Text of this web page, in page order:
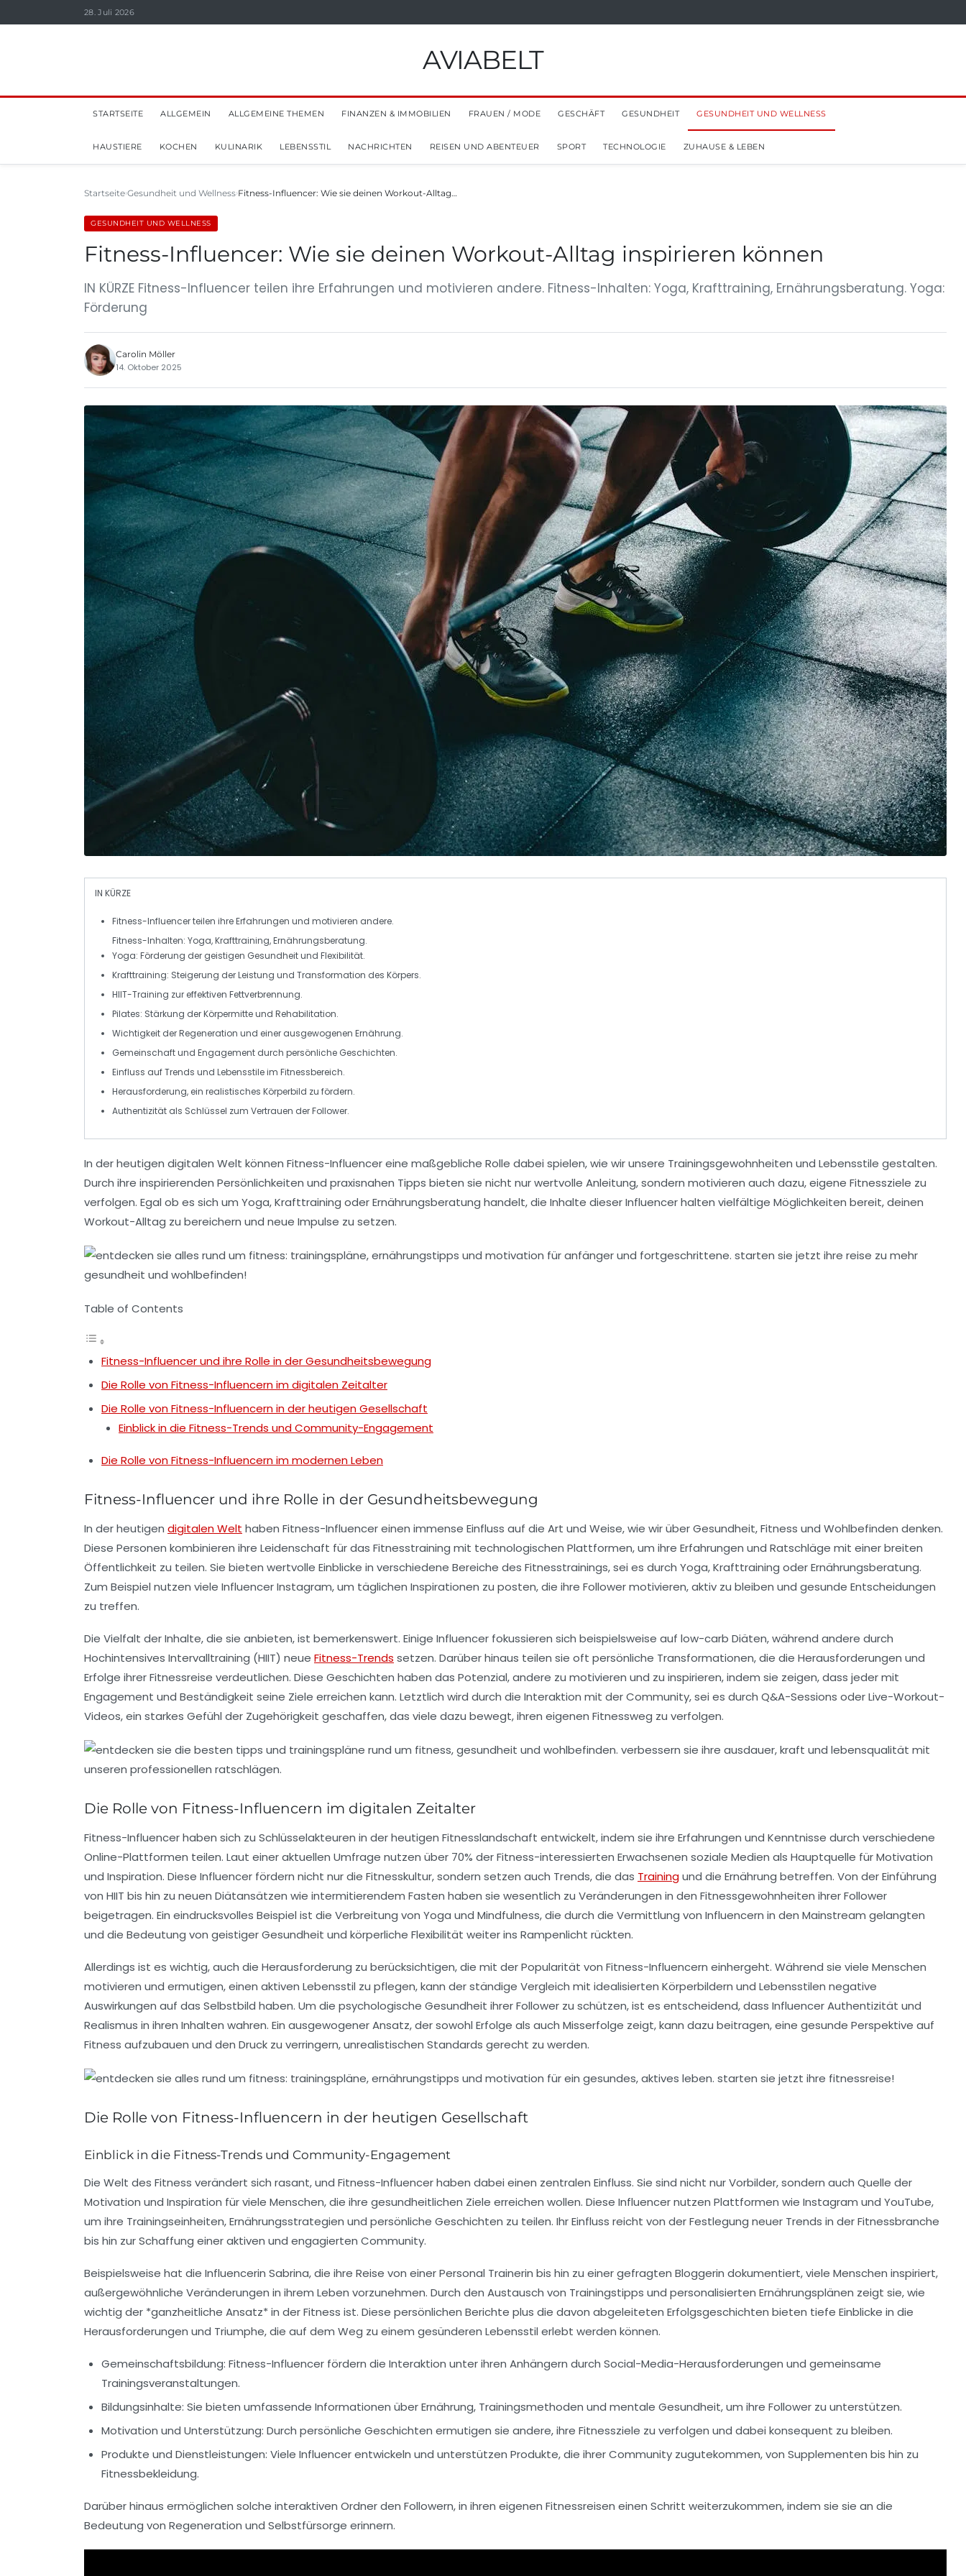
28. Juli 2026
AVIABELT
STARTSEITE ALLGEMEIN ALLGEMEINE THEMEN FINANZEN & IMMOBILIEN FRAUEN / MODE GESCHÄFT GESUNDHEIT GESUNDHEIT UND WELLNESS
HAUSTIERE KOCHEN KULINARIK LEBENSSTIL NACHRICHTEN REISEN UND ABENTEUER SPORT TECHNOLOGIE ZUHAUSE & LEBEN
Startseite Gesundheit und Wellness Fitness-Influencer: Wie sie deinen Workout-Alltag…
GESUNDHEIT UND WELLNESS
Fitness-Influencer: Wie sie deinen Workout-Alltag inspirieren können
IN KÜRZE Fitness-Influencer teilen ihre Erfahrungen und motivieren andere. Fitness-Inhalten: Yoga, Krafttraining, Ernährungsberatung. Yoga:
Förderung
Carolin Möller
14. Oktober 2025
IN KÜRZE
Fitness-Influencerteilen ihreErfahrungen und motivieren andere.
Fitness-Inhalten: Yoga,Krafttraining,Ernährungsberatung.
Yoga: Förderung der geistigen Gesundheitund Flexibilität.
Krafttraining: Steigerung derLeistung und Transformation des Körpers.
HIIT-Training zur effektiven Fettverbrennung.
Pilates: Stärkung derKörpermitteund Rehabilitation.
Wichtigkeit derRegeneration und einer ausgewogenen Ernährung.
Gemeinschaftund Engagement durch persönliche Geschichten.
Einfluss aufTrends und Lebensstileim Fitnessbereich.
Herausforderung, ein realistisches Körperbild zu fördern.
Authentizität als Schlüssel zum Vertrauen der Follower.
In der heutigen digitalen Welt können Fitness-Influencereine maßgebliche Rolle dabei spielen, wie wir unsere Trainingsgewohnheiten und Lebensstile gestalten.
Durch ihre inspirierenden Persönlichkeiten und praxisnahen Tipps bieten sie nicht nur wertvolle Anleitung, sondern motivieren auch dazu, eigene Fitnessziele zu
verfolgen. Egal ob es sich um Yoga,Krafttraining oder Ernährungsberatung handelt, die Inhalte dieser Influencer halten vielfältige Möglichkeiten bereit, deinen
Workout-Alltag zu bereichern und neue Impulse zu setzen.
Table of Contents
Fitness-Influencer und ihre Rolle in der Gesundheitsbewegung
Die Rolle von Fitness-Influencern im digitalen Zeitalter
Die Rolle von Fitness-Influencern in der heutigen Gesellschaft
Einblick in die Fitness-Trends und Community-Engagement
Die Rolle von Fitness-Influencern im modernen Leben
Fitness-Influencer und ihre Rolle in der Gesundheitsbewegung
In der heutigen digitalen Welt haben Fitness-Influencereinen immense Einfluss auf die Art und Weise, wie wir über Gesundheit, Fitness und Wohlbefinden denken.
Diese Personen kombinieren ihre Leidenschaft für das Fitnesstraining mit technologischen Plattformen, um ihre Erfahrungen und Ratschläge mit einer breiten
Öffentlichkeit zu teilen. Sie bieten wertvolle Einblicke in verschiedene Bereiche des Fitnesstrainings, sei es durch Yoga,Krafttraining oderErnährungsberatung.
Zum Beispiel nutzen viele Influencer Instagram, um täglichen Inspirationen zu posten, die ihre Follower motivieren, aktiv zu bleiben und gesunde Entscheidungen
zu treffen.
Die Vielfalt der Inhalte, die sie anbieten, ist bemerkenswert. Einige Influencer fokussieren sich beispielsweise auf low-carb Diäten, während andere durch
Hochintensives Intervalltraining (HIIT) neue Fitness-Trends setzen. Darüber hinaus teilen sie oft persönliche Transformationen, die die Herausforderungen und
Erfolge ihrer Fitnessreise verdeutlichen. Diese Geschichten haben das Potenzial, andere zu motivieren und zu inspirieren, indem sie zeigen, dass jeder mit
Engagement und Beständigkeit seine Ziele erreichen kann. Letztlich wird durch die Interaktion mit der Community, sei es durch Q&A-Sessions oderLive-Workout-
Videos, ein starkes Gefühl der Zugehörigkeit geschaffen, das viele dazu bewegt, ihren eigenen Fitnessweg zu verfolgen.
Die Rolle von Fitness-Influencern im digitalen Zeitalter
Fitness-Influencer haben sich zu Schlüsselakteuren in der heutigen Fitnesslandschaft entwickelt, indem sie ihre Erfahrungen und Kenntnisse durch verschiedene
Online-Plattformen teilen. Laut einer aktuellen Umfrage nutzen über 70% der Fitness-interessierten Erwachsenen soziale Medien als Hauptquelle für Motivation
und Inspiration. Diese Influencer fördern nicht nur die Fitnesskultur, sondern setzen auch Trends, die das Trainingund die Ernährung betreffen. Von der Einführung
von HIIT bis hin zu neuen Diätansätzen wie intermitierendem Fasten haben sie wesentlich zu Veränderungen in den Fitnessgewohnheiten ihrer Follower
beigetragen. Ein eindrucksvolles Beispiel ist die Verbreitung von Yoga und Mindfulness, die durch die Vermittlung von Influencern in den Mainstream gelangten
und die Bedeutung von geistiger Gesundheit und körperliche Flexibilität weiter ins Rampenlicht rückten.
Allerdings ist es wichtig, auch die Herausforderung zu berücksichtigen, die mit der Popularität von Fitness-Influencern einhergeht. Während sie viele Menschen
motivieren und ermutigen, einen aktiven Lebensstil zu pflegen, kann der ständige Vergleich mit idealisierten Körperbildern und Lebensstilen negative
Auswirkungen auf das Selbstbild haben. Um die psychologische Gesundheit ihrer Follower zu schützen, ist es entscheidend, dass Influencer Authentizität und
Realismus in ihren Inhalten wahren. Ein ausgewogener Ansatz, der sowohl Erfolge als auch Misserfolge zeigt, kann dazu beitragen, eine gesunde Perspektive auf
Fitness aufzubauen und den Druck zu verringern, unrealistischen Standards gerecht zu werden.
Die Rolle von Fitness-Influencern in der heutigen Gesellschaft
Einblick in die Fitness-Trends und Community-Engagement
Die Welt des Fitness verändert sich rasant, und Fitness-Influencerhaben dabei einen zentralen Einfluss. Sie sind nicht nur Vorbilder, sondern auch Quelle der
Motivation und Inspiration für viele Menschen, die ihre gesundheitlichen Ziele erreichen wollen. Diese Influencer nutzen Plattformen wie Instagram und YouTube,
um ihre Trainingseinheiten,Ernährungsstrategien und persönliche Geschichten zu teilen. Ihr Einfluss reicht von der Festlegung neuer Trends in der Fitnessbranche
bis hin zur Schaffung einer aktiven und engagierten Community.
Beispielsweise hat die Influencerin Sabrina, die ihre Reise von einer Personal Trainerin bis hin zu einer gefragten Bloggerin dokumentiert, viele Menschen inspiriert,
außergewöhnliche Veränderungen in ihrem Leben vorzunehmen. Durch den Austausch von Trainingstipps und personalisierten Ernährungsplänen zeigt sie, wie
wichtig der *ganzheitliche Ansatz* in der Fitness ist. Diese persönlichen Berichte plus die davon abgeleiteten Erfolgsgeschichten bieten tiefe Einblicke in die
Herausforderungen und Triumphe, die auf dem Weg zu einem gesünderen Lebensstil erlebt werden können.
Gemeinschaftsbildung: Fitness-Influencer fördern die Interaktion unter ihren Anhängern durch Social-Media-Herausforderungen und gemeinsame
Trainingsveranstaltungen.
Bildungsinhalte: Sie bieten umfassende Informationen über Ernährung, Trainingsmethoden und mentale Gesundheit, um ihre Follower zu unterstützen.
Motivation und Unterstützung: Durch persönliche Geschichten ermutigen sie andere, ihre Fitnessziele zu verfolgen und dabei konsequent zu bleiben.
Produkte und Dienstleistungen: Viele Influencer entwickeln und unterstützen Produkte, die ihrer Community zugutekommen, von Supplementen bis hin zu
Fitnessbekleidung.
Darüber hinaus ermöglichen solche interaktiven Ordner den Followern, in ihren eigenen Fitnessreisen einen Schritt weiterzukommen, indem sie sie an die
Bedeutung von Regeneration und Selbstfürsorge erinnern.